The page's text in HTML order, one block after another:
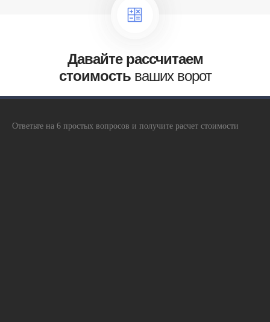
Давайте рассчитаем
стоимостьваших ворот
Ответьте на 6 простых вопросов и получите расчет стоимости